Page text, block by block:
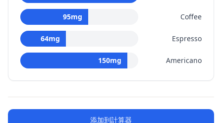
95mg Coffee
64mg Espresso
150mg Americano
添加到計算器